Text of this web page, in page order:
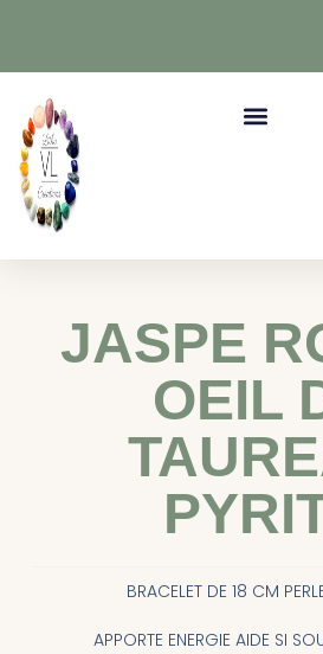
JASPE
OEIL
BRACELET DE 18 CM
APPORTE ENERGIE AIDE SI